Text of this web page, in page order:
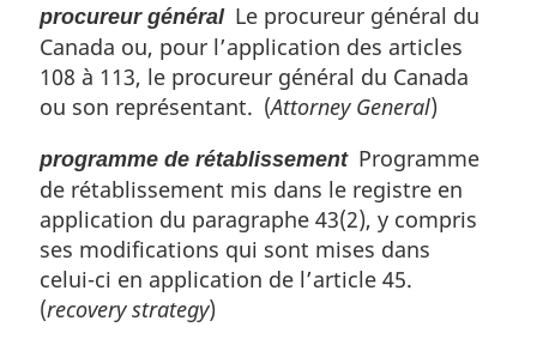
procureur généralLe procureur général du
Canada ou, pour l’application des articles
108 à 113, le procureur général du Canada
ou son représentant. (Attorney General)
programme de rétablissementProgramme
de rétablissement mis dans le registre en
application du paragraphe 43(2), y compris
ses modifications qui sont mises dans
celui-ci en application de l’article 45.
(recovery strategy)